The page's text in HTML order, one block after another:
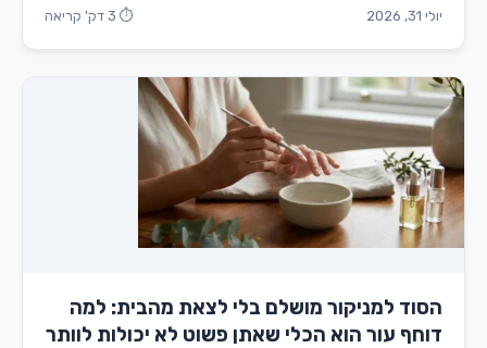
יולי 31, 2026 ⏱ 3 דק' קריאה
הסוד למניקור מושלם בלי לצאת מהבית: למה
דוחף עור הוא הכלי שאתן פשוט לא יכולות לוותר